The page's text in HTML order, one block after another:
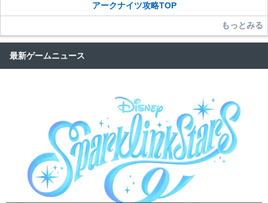
アークナイツ攻略TOP
もっとみる
最新ゲームニュース